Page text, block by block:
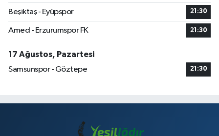
Beşiktaş - Eyüpspor 21:30
Amed - Erzurumspor FK 21:30
17 Ağustos, Pazartesi
Samsunspor - Göztepe
21:30